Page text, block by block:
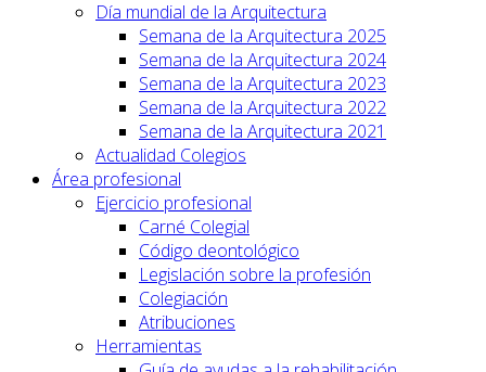
Día mundial de la Arquitectura
Semana de la Arquitectura 2025
Semana de la Arquitectura 2024
Semana de la Arquitectura 2023
Semana de la Arquitectura 2022
Semana de la Arquitectura 2021
Actualidad Colegios
Área profesional
Ejercicio profesional
Carné Colegial
Código deontológico
Legislación sobre la profesión
Colegiación
Atribuciones
Herramientas